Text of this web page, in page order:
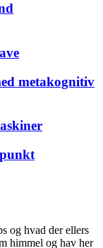
metakognitiv
og hvad der ellers
himmel og hav her